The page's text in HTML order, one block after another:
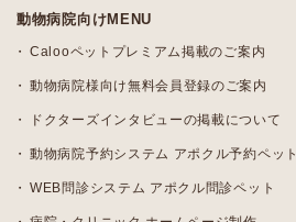
動物病院向けMENU
Calooペットプレミアム掲載のご案内
動物病院様向け無料会員登録のご案内
ドクターズインタビューの掲載について
動物病院予約システム アポクル予約ペット
WEB問診システム アポクル問診ペット